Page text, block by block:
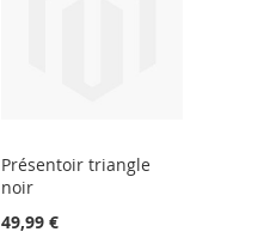
Présentoir triangle
noir
49,99 €